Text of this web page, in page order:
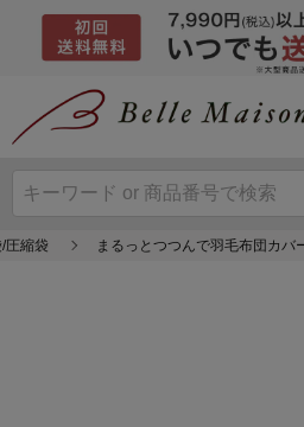
圧縮袋 まるっとつつんで羽毛布団カバ